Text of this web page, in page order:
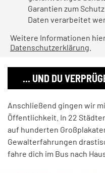
Garantien zum
Daten verarbeitet
Weitere Informationen
Datenschutzerklärung
... UND DU
Anschließend gingen wir
Öffentlichkeit. In 22
auf hunderten
Gewalterfahrungen
fahre dich im Bus nach